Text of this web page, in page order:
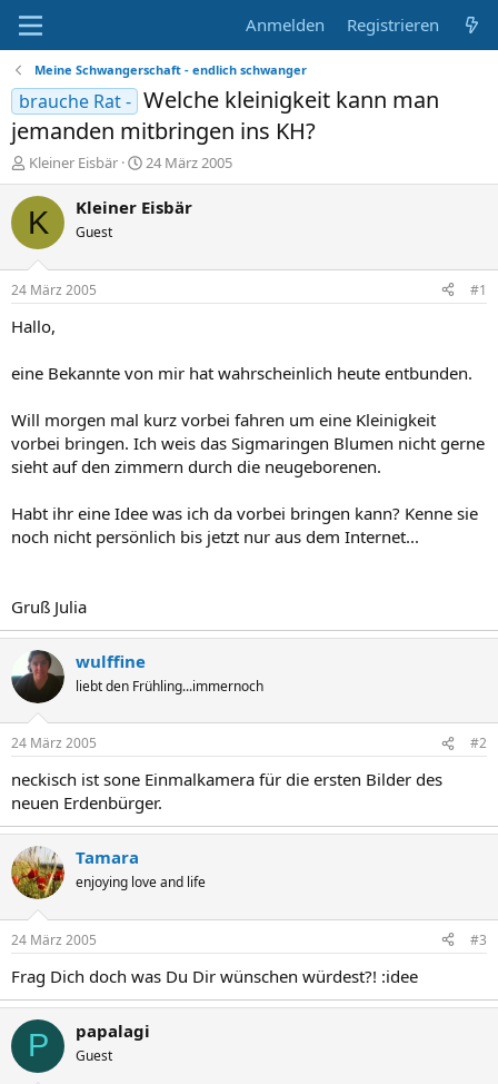
Anmelden Registrieren
Meine Schwangerschaft - endlich schwanger
brauche Rat - Welche kleinigkeit kann man
jemanden mitbringen ins KH?
E
r
s
e
r
Kleiner Eisbär
E
r
s
t
24 März 2005
K Kleiner Eisbär
Guest
24 März 2005 #1
Hallo,
eine Bekannte von mir hat wahrscheinlich heute entbunden.
Will morgen mal kurz vorbei fahren um eine Kleinigkeit
vorbei bringen. Ich weis das Sigmaringen Blumen nicht gerne
sieht auf den zimmern durch die neugeborenen.
Habt ihr eine Idee was ich da vorbei bringen kann? Kenne sie
noch nicht persönlich bis jetzt nur aus dem Internet...
Gruß Julia
wulffine
liebt den Frühling...immernoch
24 März 2005 #2
neckisch ist sone Einmalkamera für die ersten Bilder des
neuen Erdenbürger.
Tamara
enjoying love and life
24 März 2005 #3
Frag Dich doch was Du Dir wünschen würdest?! :idee
P papalagi
Guest